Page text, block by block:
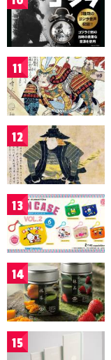
11
12
13
14
15